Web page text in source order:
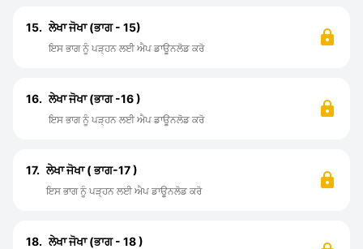
15. ਲੇਖਾ ਜੋਖਾ (ਭਾਗ - 15)
ਇਸ ਭਾਗ ਨੂੰ ਪੜ੍ਹਨ ਲਈ ਐਪ ਡਾਊਨਲੋਡ ਕਰੋ
16. ਲੇਖਾ ਜੋਖਾ (ਭਾਗ -16 )
ਇਸ ਭਾਗ ਨੂੰ ਪੜ੍ਹਨ ਲਈ ਐਪ ਡਾਊਨਲੋਡ ਕਰੋ
17. ਲੇਖਾ ਜੋਖਾ ( ਭਾਗ-17 )
ਇਸ ਭਾਗ ਨੂੰ ਪੜ੍ਹਨ ਲਈ ਐਪ ਡਾਊਨਲੋਡ ਕਰੋ
18. ਲੇਖਾ ਜੋਖਾ (ਭਾਗ - 18 )